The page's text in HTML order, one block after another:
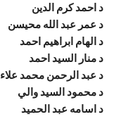
د احمد كرم الدين
د عمر عبد الله محيسن
د الهام ابراهيم احمد
د منار السيد احمد
د عبد الرحمن محمد علاء
د محمود السيد والي
د اسامه عبد الحميد